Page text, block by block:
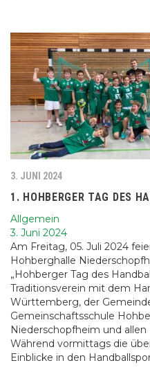
3. JUNI 2024
1. HOHBERGER TAG DES
Allgemein
3. Juni 2024
Am Freitag, 05. Juli 2024
Hohberghalle
„Hohberger Tag des
Traditionsverein mit dem
Württemberg, der
Gemeinschaftsschule
Niederschopfheim und
Während vormittags die
Einblicke in den